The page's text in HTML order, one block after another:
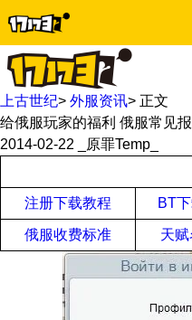
上古世纪> 外服资讯> 正文
给俄服玩家的福利 俄服常见
2014-02-22
_原罪Temp_
注册下载教程 BT
俄服收费标准 天